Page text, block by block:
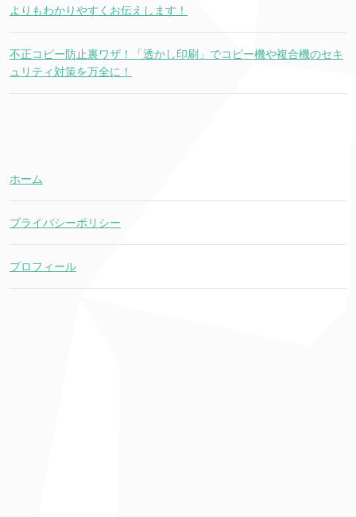
よりもわかりやすくお伝えします！
不正コピー防止裏ワザ！「透かし印刷」でコピー機や複合機のセキ
ュリティ対策を万全に！
ホーム
プライバシーポリシー
プロフィール